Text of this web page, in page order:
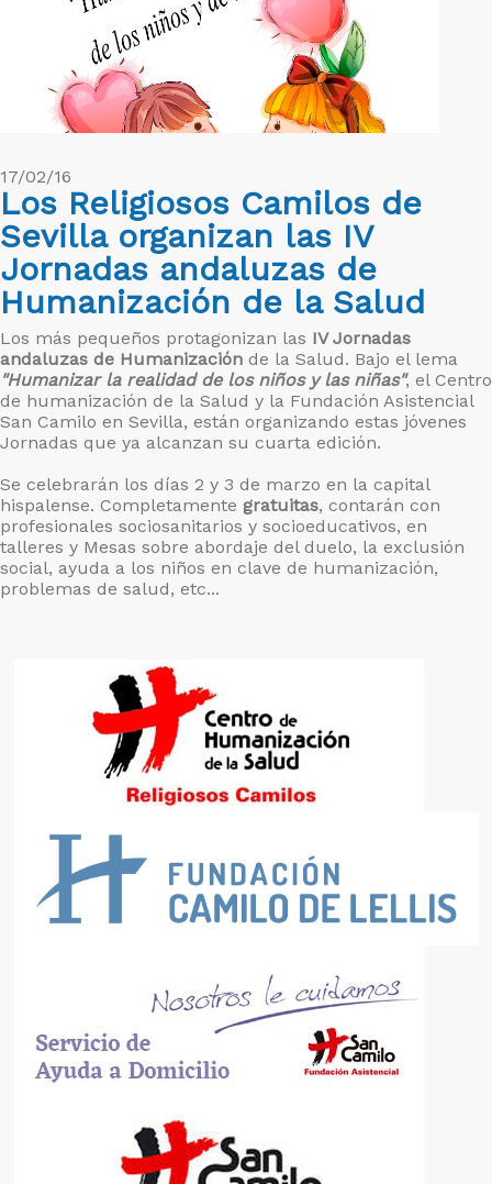
17/02/16
Los Religiosos Camilos de
Sevilla organizan las IV
Jornadas andaluzas de
Humanización de la Salud
Los más pequeños protagonizan las IV Jornadas
andaluzas de Humanización de la Salud. Bajo el lema
"Humanizar la realidad de los niños y las niñas", el Centro
de humanización de la Salud y la Fundación Asistencial
San Camilo en Sevilla, están organizando estas jóvenes
Jornadas que ya alcanzan su cuarta edición.
Se celebrarán los días 2 y 3 de marzo en la capital
hispalense. Completamente gratuitas, contarán con
profesionales sociosanitarios y socioeducativos, en
talleres y Mesas sobre abordaje del duelo, la exclusión
social, ayuda a los niños en clave de humanización,
problemas de salud, etc...